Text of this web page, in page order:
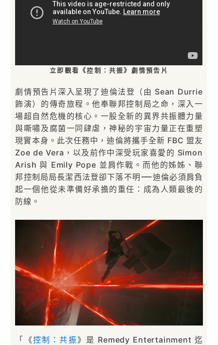
⽴即觀看《控制：共振》劇情預告⽚
劇情預告⽚深⼊呈現了迪倫法登（由 Sean Durrie
飾演）的傳奇旅程。他奉聯邦控制局之命，深⼊⼀
場超⾃然危機的核⼼。⼀股全新的異界共振體⼒量
與嘶嘯及腐菌⼀同肆虐，神秘的宇宙⼒量正在重塑
現實本⾝。此次任務中，迪倫將攜⼿全新 FBC 盟友
Zoe de Vera，以及前作中深受玩家喜愛的 Simon
Arish 與 Emily Pope 並肩作戰。⽽他的姊姊、聯
邦控制局局⻑潔西法登卻下落不明⸺迪倫必須肩負
起⼀個他從未準備好承擔的重任：成為⼈類最後的
防線。
「《控制：共振》是 Remedy Entertainment 迄